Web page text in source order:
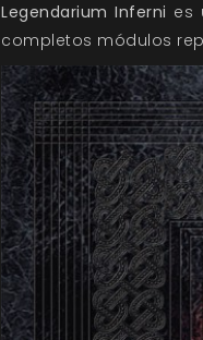
Legendarium Inferni es
completos módulos